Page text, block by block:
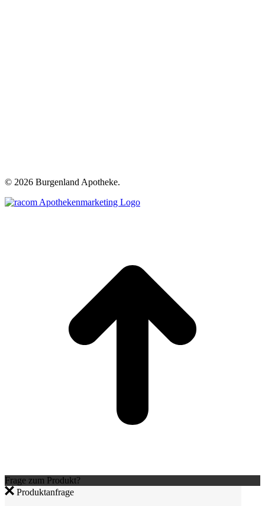
© 2026 Burgenland Apotheke.
Frage zum Produkt?
Produktanfrage